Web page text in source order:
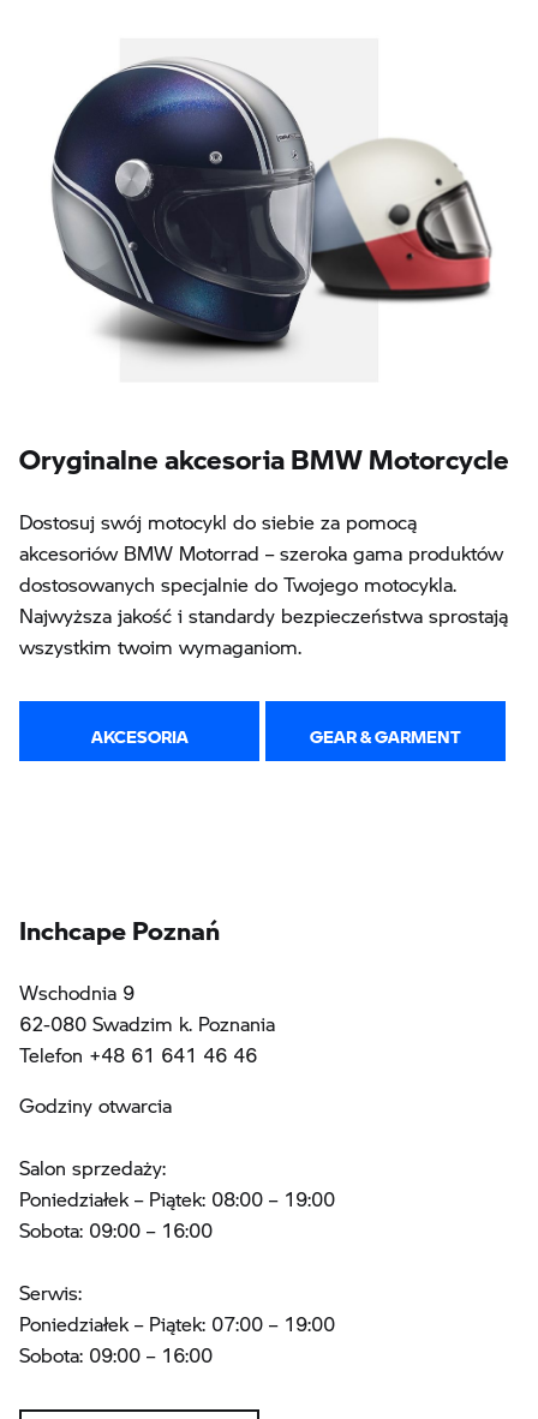
Oryginalne akcesoria BMW Motorcycle
Dostosuj swój motocykl do siebie za pomocą
akcesoriów BMW Motorrad – szeroka gama produktów
dostosowanych specjalnie do Twojego motocykla.
Najwyższa jakość i standardy bezpieczeństwa sprostają
wszystkim twoim wymaganiom.
AKCESORIA GEAR & GARMENT
Inchcape Poznań
Wschodnia 9
62-080 Swadzim k. Poznania
Telefon +48 61 641 46 46
Godziny otwarcia
Salon sprzedaży:
Poniedziałek – Piątek: 08:00 – 19:00
Sobota: 09:00 – 16:00
Serwis:
Poniedziałek – Piątek: 07:00 – 19:00
Sobota: 09:00 – 16:00